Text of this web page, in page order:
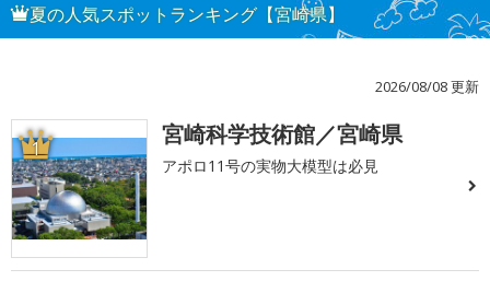
夏の人気スポットランキング【宮崎県】
2026/08/08 更新
1 宮崎科学技術館／宮崎県
アポロ11号の実物大模型は必見